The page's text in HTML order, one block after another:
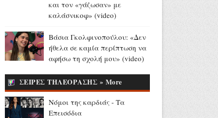
Το εντυπωσιακό δαχτυλίδι
αρραβώνων της
Αύγουστος 07, 2026
Όλιβερ Χάρντι: Σαν σήμερα
«Χοντρός» της μεγάλης
οθόνης (video+photo)
Αύγουστος 07, 2026
και τον «γάζωσαν» με
καλάσνικοφ» (video)
Βάσια Γκολφινοπούλου: «Δεν
ήθελα σε καμία περίπτωση να
αφήσω τη σχολή μου» (video)
ΣΕΙΡΕΣ ΤΗΛΕΟΡΑΣΗΣ » More
Νόμοι της καρδιάς - Τα
Επεισόδια